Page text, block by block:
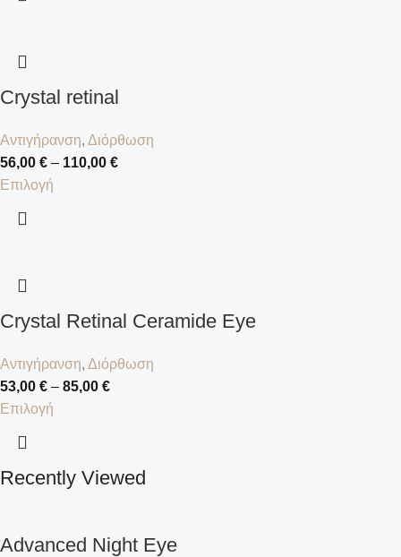
Crystal retinal
Αντιγήρανση, Διόρθωση
56,00 € – 110,00 €
Επιλογή
Crystal Retinal Ceramide Eye
Αντιγήρανση, Διόρθωση
53,00 € – 85,00 €
Επιλογή
Recently Viewed
Advanced Night Eye